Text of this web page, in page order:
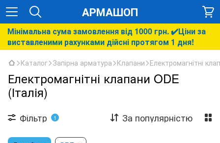
АРМАШОП
Мінімальна сума замовлення від 1000 грн. ✔️Ціни за
виставленими рахунками дійсні протягом 1 дня!
Каталог Запірна арматура Клапани Електромагнітні
Електромагнітні клапани ODE
(Італія)
Фільтр 1 За популярністю